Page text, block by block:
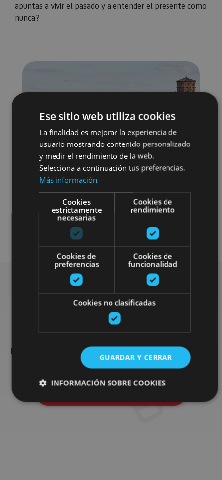
apuntas a vivir el pasado y a entender el presente como
nunca?
Busca más planes
Navarra: actividades organizadas, visitas y los eventos más
destados de la agenda.
Ese sitio web utiliza cookies
La finalidad es mejorar la experiencia de
usuario mostrando contenido personalizado
y medir el rendimiento de la web.
Selecciona a continuación tus preferencias.
Más información
Cookies
estrictamente
necesarias
Cookies de
rendimiento
Cookies de
preferencias
Cookies de
funcionalidad
Cookies no clasificadas
GUARDAR Y CERRAR
INFORMACIÓN SOBRE COOKIES